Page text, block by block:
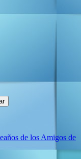
de los Amigos de